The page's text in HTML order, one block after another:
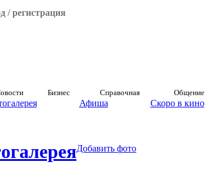
/ регистрация
Бизнес Справочная Общение
Афиша Скоро в кино
Добавить фото